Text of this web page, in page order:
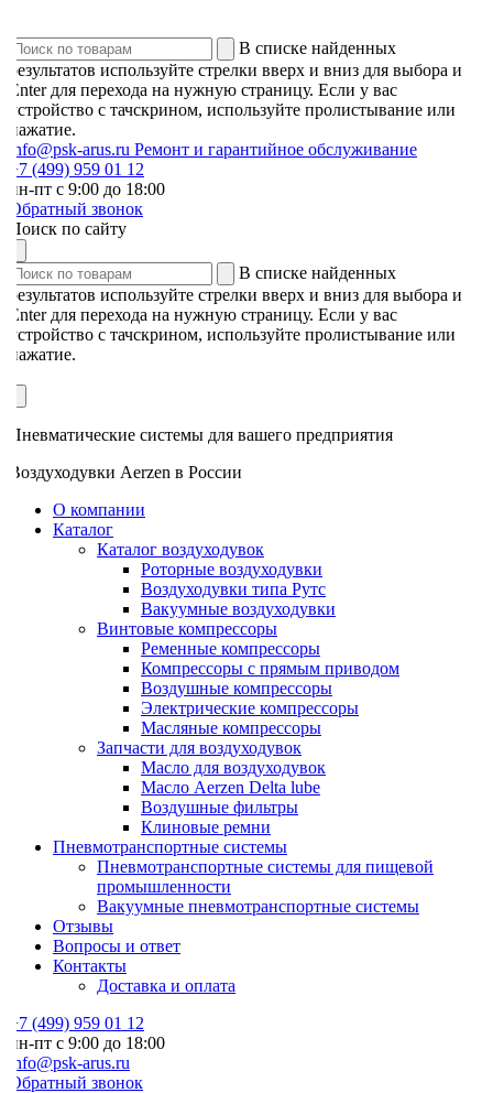
В списке найденных
используйте стрелки вверх и вниз для выбора и
для перехода на нужную страницу. Если у вас
с тачскрином, используйте пролистывание или
arus.ruРемонт и гарантийное обслуживание
(499) 959 01 12
пт с 9:00 до 18:00
звонок
по сайту
В списке найденных
используйте стрелки вверх и вниз для выбора и
для перехода на нужную страницу. Если у вас
с тачскрином, используйте пролистывание или
системы для вашего предприятия
Aerzen в России
О компании
Каталог
Каталог воздуходувок
Роторные воздуходувки
Воздуходувки типа Рутс
Вакуумные воздуходувки
Винтовые компрессоры
Ременные компрессоры
Компрессоры с прямым приводом
Воздушные компрессоры
Электрические компрессоры
Масляные компрессоры
Запчасти для воздуходувок
Масло для воздуходувок
Масло Aerzen Delta lube
Воздушные фильтры
Клиновые ремни
Пневмотранспортные системы
Пневмотранспортные системы для пищевой
промышленности
Вакуумные пневмотранспортные системы
Отзывы
Вопросы и ответ
Контакты
Доставка и оплата
(499) 959 01 12
пт с 9:00 до 18:00
arus.ru
звонок